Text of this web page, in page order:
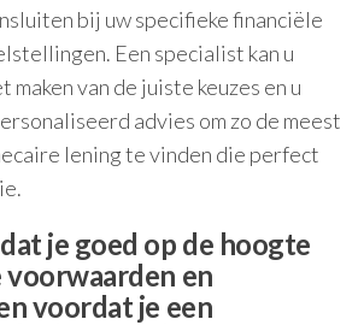
bij uw specifieke financiële
Een specialist kan u
van de juiste keuzes en u
advies om zo de meest
lening te vinden die perfect
je goed op de hoogte
voorwaarden en
voordat je een